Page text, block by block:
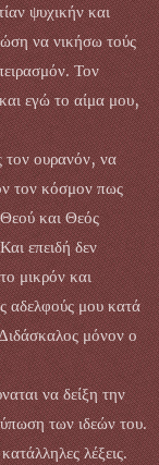
ψυχικήν και
να νικήσω τούς
Τον
εγώ το αίμα μου,
τον ουρανόν, να
τον κόσμον πως
και Θεός
επειδή δεν
μικρόν και
αδελφούς μου κατά
μόνον ο
να δείξη την
των ιδεών του.
λέξεις.